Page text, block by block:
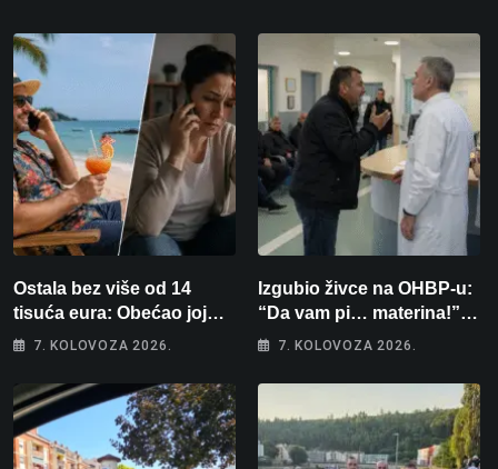
Ostala bez više od 14
tisuća eura: Obećao joj
auto za tjedan dana, a
7. KOLOVOZA 2026.
Izgubio živce na OHBP-u:
“Da vam pi… materina!”
Zbog člana obitelji vrijeđao
7. KOLOVOZA 2026.